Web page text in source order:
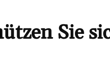
Sie